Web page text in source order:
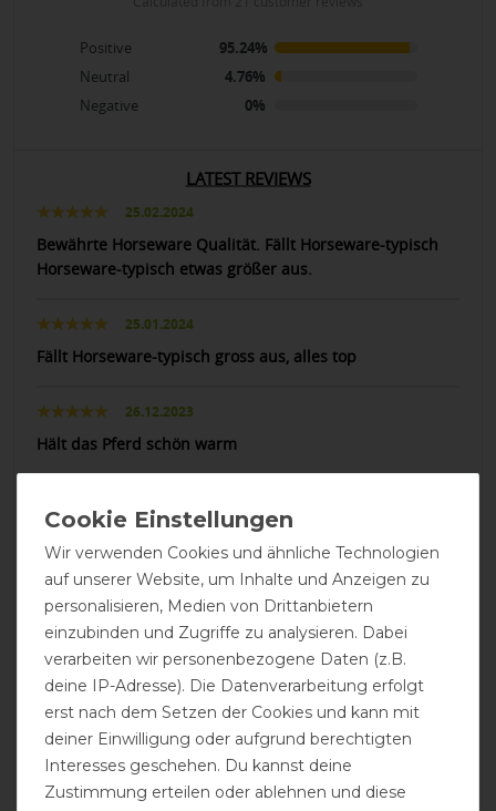
Positive
95.24%
Neutral
4.76%
Negative
0%
LATEST REVIEWS
25.02.2024
Bewährte Horseware Qualität. Fällt Horseware-typisch
Horseware-typisch etwas größer aus.
25.01.2024
Fällt Horseware-typisch gross aus, alles top
26.12.2023
Hält das Pferd schön warm
Guter Schnitt, scheuert nicht, einfach an der Decke zu
befestigen.
11.02.2023
Wir haben diese Inliner bereits in 100, 200 und 400
Gramm. Immer wieder erstklassige Qualität. Material
sehr angenehm für unser "empfindliches Sportpferd".
Ich bin von dieser Möglichkeit, je nach bedarf eindecken
zu können begeistert. Kaufe nur noch Regendecken
Amiga 12 und diese Inliner dazu. Die Unterdecken
passen perfekt und die Horseware Decken und die
Wir verwenden Cookies und ähnliche Technologien
auf unserer Website, um Inhalte und Anzeigen zu
personalisieren, Medien von Drittanbietern
einzubinden und Zugriffe zu analysieren. Dabei
verarbeiten wir personenbezogene Daten (z.B.
deine IP-Adresse). Die Datenverarbeitung erfolgt
erst nach dem Setzen der Cookies und kann mit
deiner Einwilligung oder aufgrund berechtigten
Interesses geschehen. Du kannst deine
Zustimmung erteilen oder ablehnen und diese